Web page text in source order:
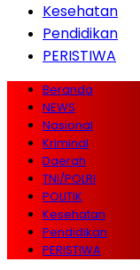
Kesehatan
Pendidikan
PERISTIWA
Beranda
NEWS
Nasional
Kriminal
Daerah
TNI/POLRI
POLITIK
Kesehatan
Pendidikan
PERISTIWA